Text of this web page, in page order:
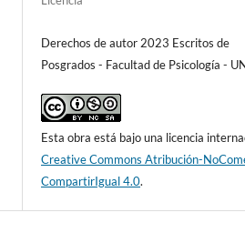
Derechos de autor 2023 Escritos de
Posgrados - Facultad de Psicología -
Esta obra está bajo una licencia
Creative Commons Atribución-
CompartirIgual 4.0.